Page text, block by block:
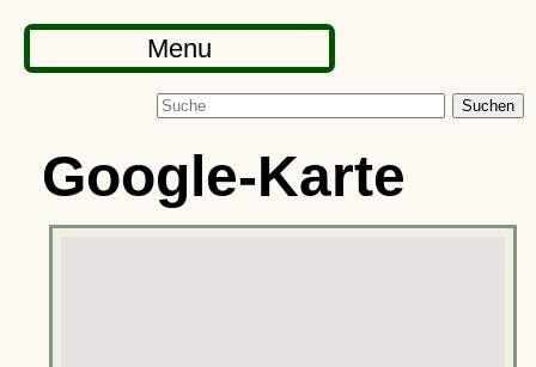
Menu
Suchen
Google-Karte